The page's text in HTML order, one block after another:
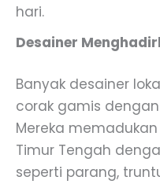
hari.
Desainer
Banyak desainer
corak gamis
Mereka
Timur Tengah
seperti parang,